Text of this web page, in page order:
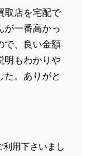
取店を宅配で
が一番高かっ
で、良い金額
明もわかりや
た。ありがと
利用下さいまし